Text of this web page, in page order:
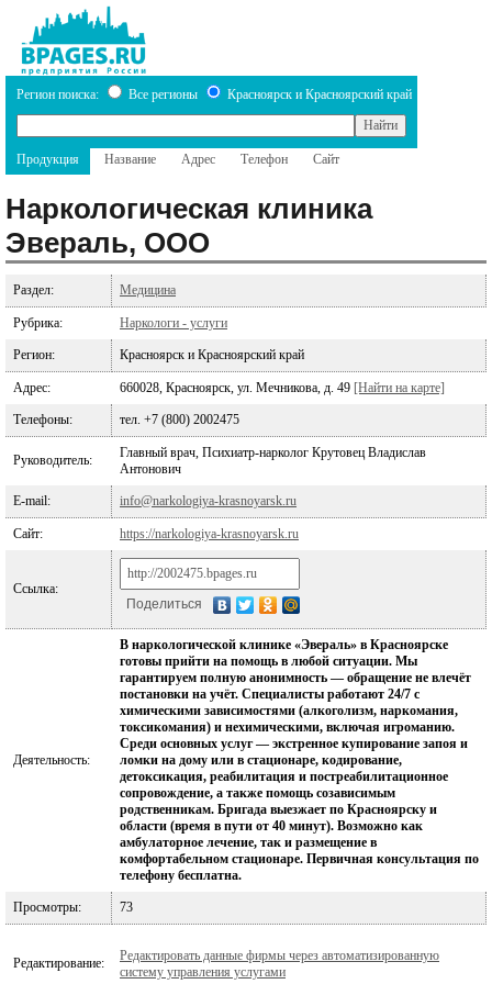
Регион поиска: Все регионы Красноярск и Красноярский край
Продукция Название Адрес Телефон Сайт
Наркологическая клиника
Эвераль, ООО
Раздел: Медицина
Рубрика: Наркологи - услуги
Регион: Красноярск и Красноярский край
Адрес: 660028, Красноярск, ул. Мечникова, д. 49 [Найти на карте]
Телефоны: тел. +7 (800) 2002475
Руководитель:
Главный врач, Психиатр-нарколог Крутовец Владислав
Антонович
E-mail: info@narkologiya-krasnoyarsk.ru
Сайт: https://narkologiya-krasnoyarsk.ru
Ссылка:
Поделиться
Деятельность:
В наркологической клинике «Эвераль» в Красноярске
готовы прийти на помощь в любой ситуации. Мы
гарантируем полную анонимность — обращение не влечёт
постановки на учёт. Специалисты работают 24/7 с
химическими зависимостями (алкоголизм, наркомания,
токсикомания) и нехимическими, включая игроманию.
Среди основных услуг — экстренное купирование запоя и
ломки на дому или в стационаре, кодирование,
детоксикация, реабилитация и постреабилитационное
сопровождение, а также помощь созависимым
родственникам. Бригада выезжает по Красноярску и
области (время в пути от 40 минут). Возможно как
амбулаторное лечение, так и размещение в
комфортабельном стационаре. Первичная консультация по
телефону бесплатна.
Просмотры: 73
Редактирование:
Редактировать данные фирмы через автоматизированную
систему управления услугами